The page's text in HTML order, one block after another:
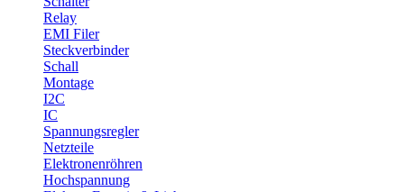
Relay
EMI Filer
Steckverbinder
Schall
Montage
I2C
IC
Spannungsregler
Netzteile
Elektronenröhren
Hochspannung